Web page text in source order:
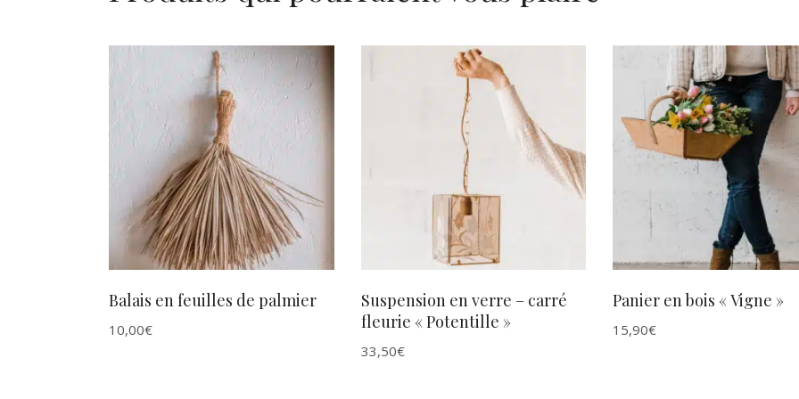
AJOUTER AU PANIER
Balais en feuilles de palmier
10,00€
AJOUTER AU PANIER
Suspension en verre – carré
fleurie « Potentille »
33,50€
AJOUTER AU PANIER
Panier en bois « Vigne »
15,90€